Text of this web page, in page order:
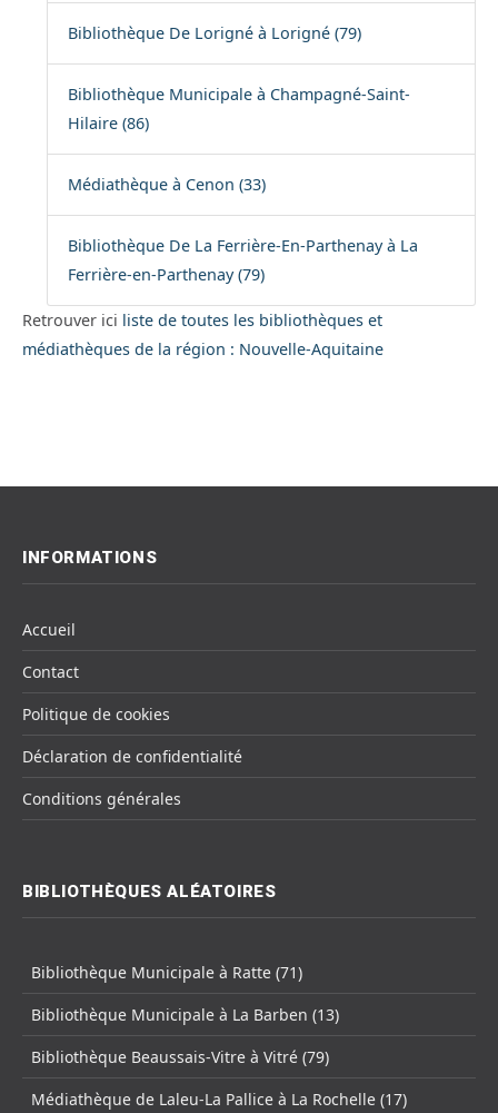
Bibliothèque De Lorigné à Lorigné (79)
Bibliothèque Municipale à Champagné-Saint-
Hilaire (86)
Médiathèque à Cenon (33)
Bibliothèque De La Ferrière-En-Parthenay à La
Ferrière-en-Parthenay (79)
Retrouver ici liste de toutes les bibliothèques et
médiathèques de la région : Nouvelle-Aquitaine
INFORMATIONS
Accueil
Contact
Politique de cookies
Déclaration de confidentialité
Conditions générales
BIBLIOTHÈQUES ALÉATOIRES
Bibliothèque Municipale à Ratte (71)
Bibliothèque Municipale à La Barben (13)
Bibliothèque Beaussais-Vitre à Vitré (79)
Médiathèque de Laleu-La Pallice à La Rochelle (17)